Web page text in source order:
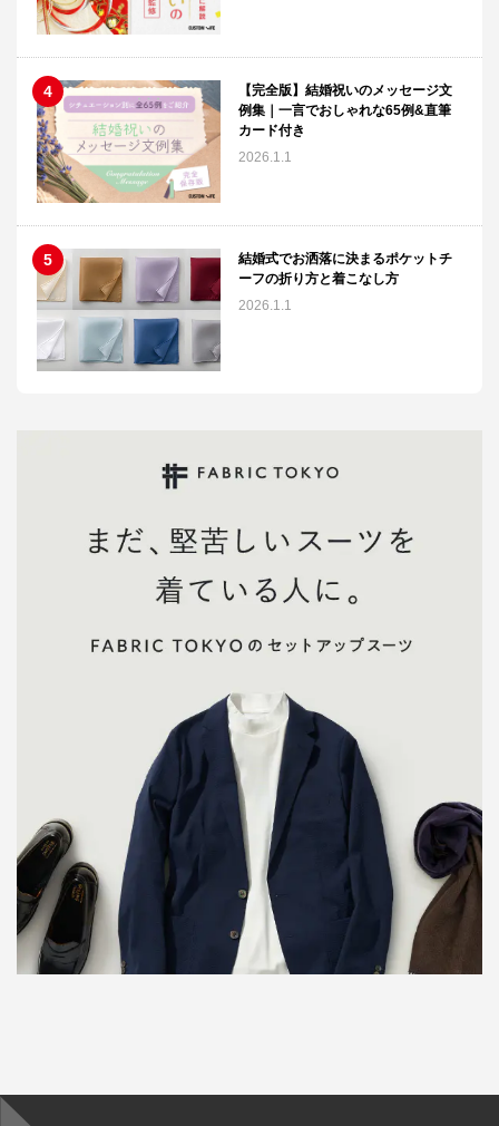
【完全版】結婚祝いのメッセージ文
例集｜一言でおしゃれな65例&直筆
カード付き
2026.1.1
結婚式でお洒落に決まるポケットチ
ーフの折り方と着こなし方
2026.1.1